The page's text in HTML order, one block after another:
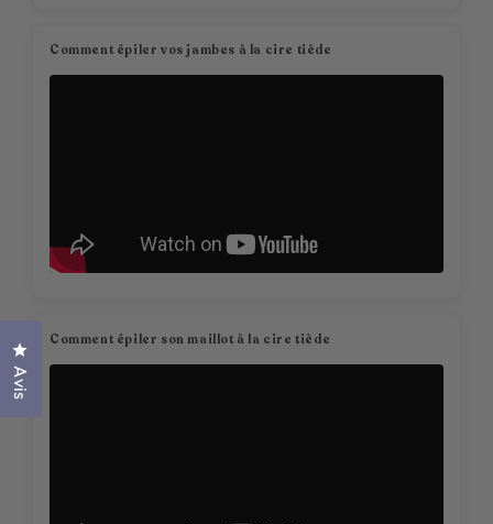
Comment épiler vos jambes à la cire tiède
Comment épiler son maillot à la cire tiède
Avis
Cliquez pour ouvrir la fenêtre des avis